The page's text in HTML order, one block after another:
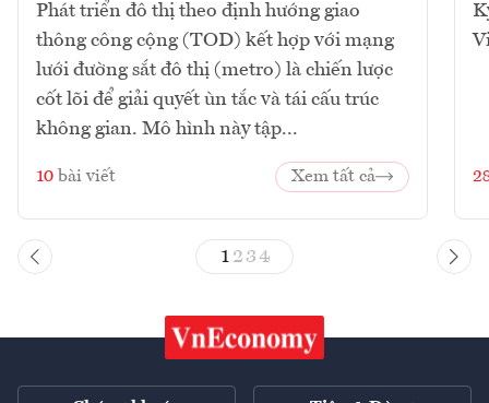
Phát triển đô thị theo định hướng giao
thông công cộng (TOD) kết hợp với mạng
lưới đường sắt đô thị (metro) là chiến lược
cốt lõi để giải quyết ùn tắc và tái cấu trúc
không gian. Mô hình này tập...
10 bài viết Xem tất cả
1 23 4